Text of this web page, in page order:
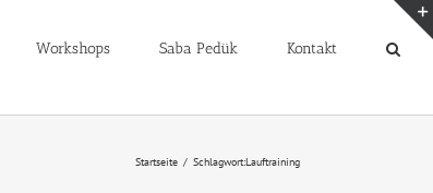
Workshops Saba Pedük Kontakt
Startseite Schlagwort:Lauftraining